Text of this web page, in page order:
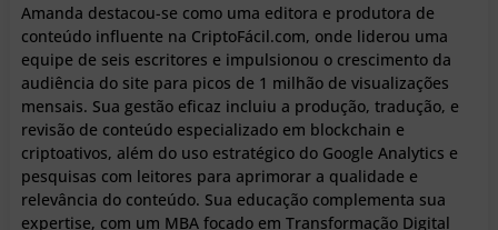
Amanda destacou-se como uma editora e produtora de
conteúdo influente na CriptoFácil.com, onde liderou uma
equipe de seis escritores e impulsionou o crescimento da
audiência do site para picos de 1 milhão de visualizações
mensais. Sua gestão eficaz incluiu a produção, tradução, e
revisão de conteúdo especializado em blockchain e
criptoativos, além do uso estratégico do Google Analytics e
pesquisas com leitores para aprimorar a qualidade e
relevância do conteúdo. Sua educação complementa sua
expertise, com um MBA focado em Transformação Digital